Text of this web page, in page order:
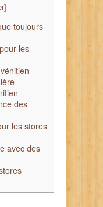
]
toujours
les
des
les stores
avec des